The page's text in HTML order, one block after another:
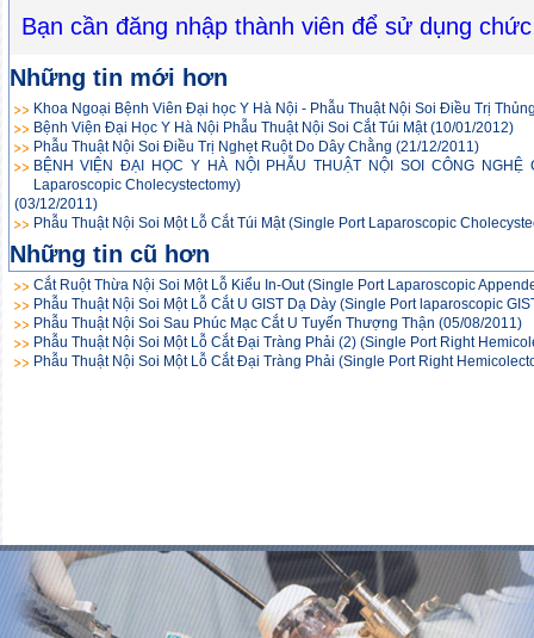
Bạn cần đăng nhập thành viên để sử dụng
Những tin mới hơn
Khoa Ngoại Bệnh Viên Đại học Y Hà Nội - Phẫu Thuật Nội Soi Điều Trị
Bệnh Viện Đại Học Y Hà Nội Phẫu Thuật Nội Soi Cắt Túi Mật (10/01/2012)
Phẫu Thuật Nội Soi Điều Trị Nghẹt Ruột Do Dây Chằng (21/12/2011)
BỆNH VIỆN ĐẠI HỌC Y HÀ NỘI PHẪU THUẬT NỘI SOI CÔNG
Laparoscopic Cholecystectomy)
(03/12/2011)
Phẫu Thuật Nội Soi Một Lỗ Cắt Túi Mật (Single Port Laparoscopic
Những tin cũ hơn
Cắt Ruột Thừa Nội Soi Một Lỗ Kiểu In-Out (Single Port Laparoscopic
Phẫu Thuật Nội Soi Một Lỗ Cắt U GIST Dạ Dày (Single Port laparoscopic
Phẫu Thuật Nội Soi Sau Phúc Mạc Cắt U Tuyến Thượng Thận (05/08/2011)
Phẫu Thuật Nội Soi Một Lỗ Cắt Đại Tràng Phải (2) (Single Port Right
Phẫu Thuật Nội Soi Một Lỗ Cắt Đại Tràng Phải (Single Port Right